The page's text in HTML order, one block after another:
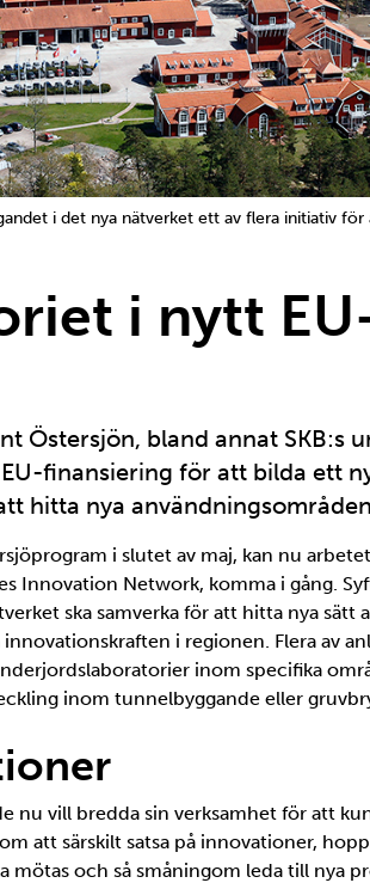
i det nya nätverket ett av flera initiativ
i nytt
Östersjön, bland annat SKB:s
finansiering för att bilda ett
hitta nya
i slutet av maj, kan nu
Innovation Network, komma i gång.
ska samverka för att hitta nya sätt
i regionen. Flera av
inom specifika
inom tunnelbyggande eller
nu vill bredda sin verksamhet för att
att särskilt satsa på innovationer,
mötas och så småningom leda till nya